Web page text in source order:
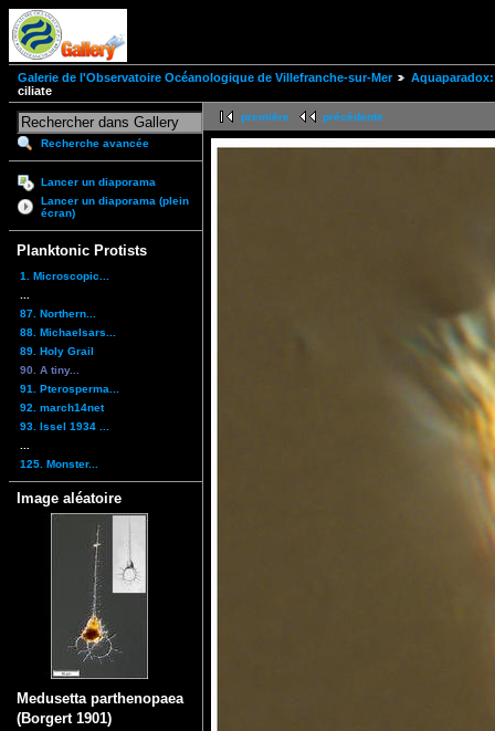
Galerie de l'Observatoire Océanologique de Villefranche-sur-Mer
ciliate
Recherche avancée
Lancer un diaporama
Lancer un diaporama (plein
écran)
Planktonic Protists
1. Microscopic...
87. Northern...
88. Michaelsars...
89. Holy Grail
90. A tiny...
91. Pterosperma...
92. march14net
93. Issel 1934 ...
125. Monster...
Image aléatoire
Medusetta parthenopaea
(Borgert 1901)
première précédente